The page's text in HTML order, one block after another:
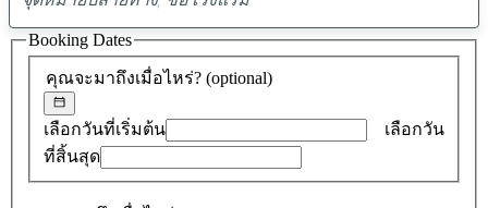
พบ
ข้อ
เสนอ
0
คุณจะมาถึงเมื่อไหร่? (optional)
เลือกวันที่เริ่มต้น
เลือกวัน
ที่สิ้นสุด
Booking Dates